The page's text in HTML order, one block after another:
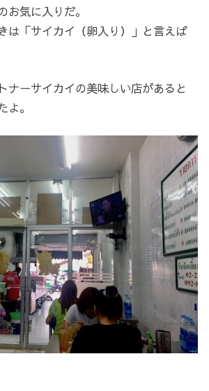
お気に入りだ。
は「サイカイ（卵入り）」と言えば
ナーサイカイの美味しい店があると
。